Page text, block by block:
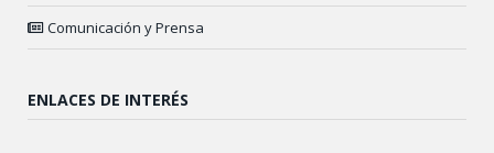
Comunicación y Prensa
ENLACES DE INTERÉS